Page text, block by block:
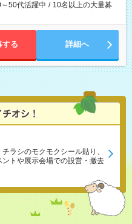
50代活躍中 / 10名以上の大量募
する 詳細へ
ラシのモクモクシール貼り、
ントや展示会場での設営・撤去